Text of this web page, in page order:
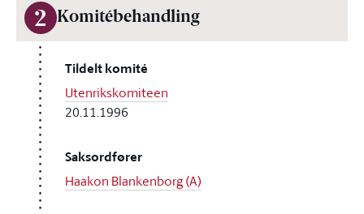
2 Komitébehandling
Tildelt komité
Utenrikskomiteen
20.11.1996
Saksordfører
Haakon Blankenborg (A)